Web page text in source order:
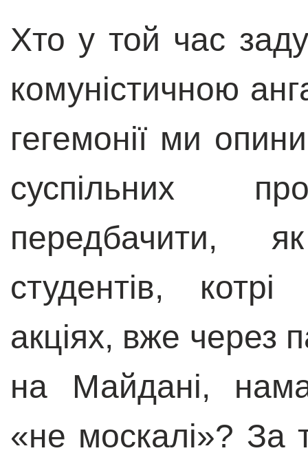
Хто у той час
комуністичною
гегемонії ми
суспільних
передбачити,
студентів,
акціях, вже через
на Майдані,
«не москалі»? За